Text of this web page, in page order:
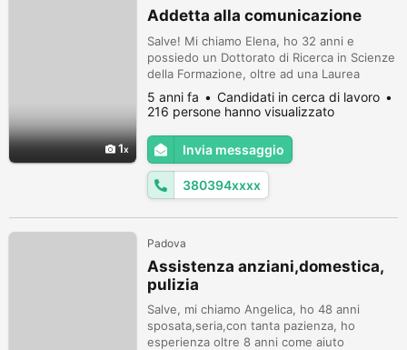
1
Addetta alla comunicazione
Salve! Mi chiamo Elena, ho 32 anni e
possiedo un Dottorato di Ricerca in Scienze
della Formazione, oltre ad una Laurea
Magistrale in Psicologia dello Sviluppo e
dell'Educazione. Nel mio curriculum
(inviabile rapidamente a chi lo desidera)
presento tre pubblicazioni in riviste
scientifiche ed alcune esperienze
nell'ambito editoriale, del marketing e delle
ven...
5 anni fa
Candidati in cerca di lavoro
216 persone hanno visualizzato
Invia messaggio
380394xxxx
Padova
Assistenza anziani,domestica,
pulizia
Salve, mi chiamo Angelica, ho 48 anni
sposata,seria,con tanta pazienza, ho
esperienza oltre 8 anni come aiuto